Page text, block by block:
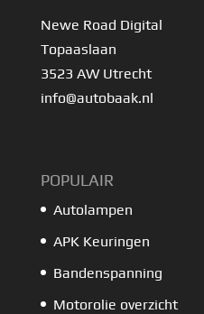
Newe Road Digital
Topaaslaan
3523 AW Utrecht
info@autobaak.nl
POPULAIR
Autolampen
APK Keuringen
Bandenspanning
Motorolie overzicht